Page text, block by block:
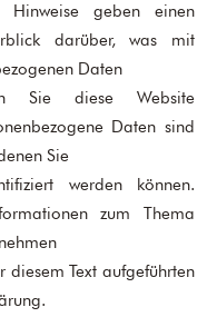
Hinweise geben einen
darüber, was mit
Daten
Sie diese Website
Daten sind
Sie
werden können.
zum Thema
diesem Text aufgeführten